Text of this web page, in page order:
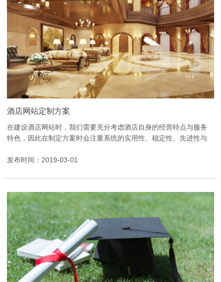
酒店网站定制方案
在建设酒店网站时，我们需要充分考虑酒店自身的经营特点与服务
特色，因此在制定方案时会注重系统的实用性、稳定性、先进性与
发布时间：2019-03-01